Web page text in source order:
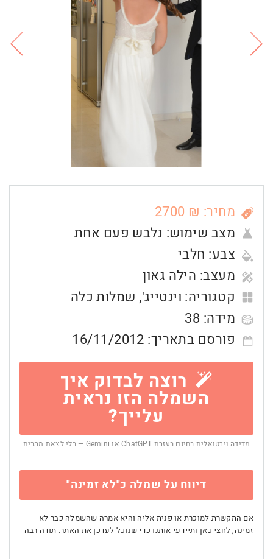
מחיר: ₪ 2700
מצב שימוש: נלבש פעם אחת
צבע: חלבי
מעצב: הילה גאון
קטגוריה: וינטייג', שמלות כלה
מידה: 38
פורסם בתאריך: 16/11/2012
רוצה לבדוק איך
השמלה הזו נראית
עלייך?
מדידה וירטואלית בחינם בעזרת ChatGPT או Gemini — בלי לצאת מהבית
דיווח על שמלה כ"לא זמינה"
אם התקשרת למוכרת או פנית אליה והיא אמרה שהשמלה כבר לא
זמינה, לחצי כאן ותיידעי אותנו כדי שנוכל לעדכן את האתר. תודה רבה